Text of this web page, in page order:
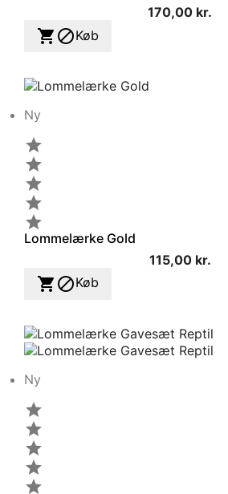
170,00 kr.
 Køb
Ny





Lommelærke Gold
115,00 kr.
 Køb
Ny




